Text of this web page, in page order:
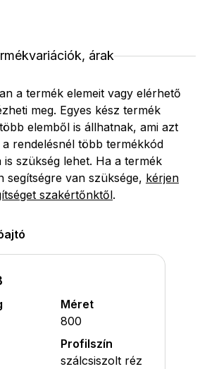
árak
a termék elemeit vagy elérhető
meg. Egyes kész termék
elemből is állhatnak, ami azt
rendelésnél több termékkód
is szükség lehet. Ha a termék
segítségre van szüksége, kérjen
szakértőnktől.
Méret
800
Profilszín
szálcsiszolt réz